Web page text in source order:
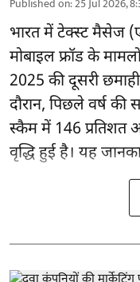
Published on:25 Jul 2026,
भारत में टेक्स्ट मैसेज
मोबाइल फ्रॉड के
2025 की दूसरी
दौरान, पिछले वर्ष
स्कैम में 146 प्रतिशत
वृद्धि हुई है। यह